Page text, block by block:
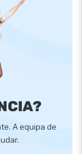
A equipa de